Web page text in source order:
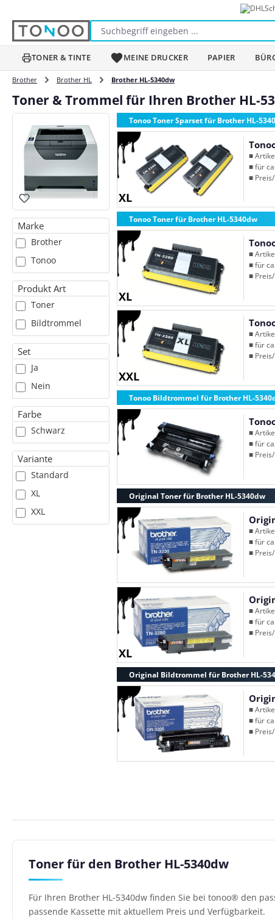
TONER & TINTE MEINE DRUCKER PAPIER
Brother Brother HL Brother HL-5340dw
Toner & Trommel für Ihren Brother HL-
Marke
Brother
Tonoo
Produkt Art
Toner
Bildtrommel
Set
Ja
Nein
Farbe
Schwarz
Variante
Standard
XL
XXL
Tonoo Toner Sparset für Brother HL-
XL
■
■ für
■
Tonoo Toner für Brother HL-5340dw
XL
■
■ für
■
XXL
■
■ für
■
Tonoo Bildtrommel für Brother HL-
■
■ für
■
Original Toner für Brother HL-5340dw
■
■ für
■
XL
■
■ für
■
Original Bildtrommel für Brother HL-
■
■ für
■
Toner für den Brother HL-5340dw
Für Ihren Brother HL-5340dw finden Sie bei tonoo® den
passende Kassette mit aktuellem Preis und Verfügbarkeit.